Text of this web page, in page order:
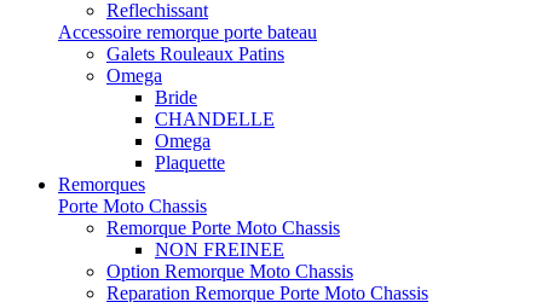
Reflechissant
Accessoire remorque porte bateau
Galets Rouleaux Patins
Omega
Bride
CHANDELLE
Omega
Plaquette
Remorques
Porte Moto Chassis
Remorque Porte Moto Chassis
NON FREINEE
Option Remorque Moto Chassis
Reparation Remorque Porte Moto Chassis